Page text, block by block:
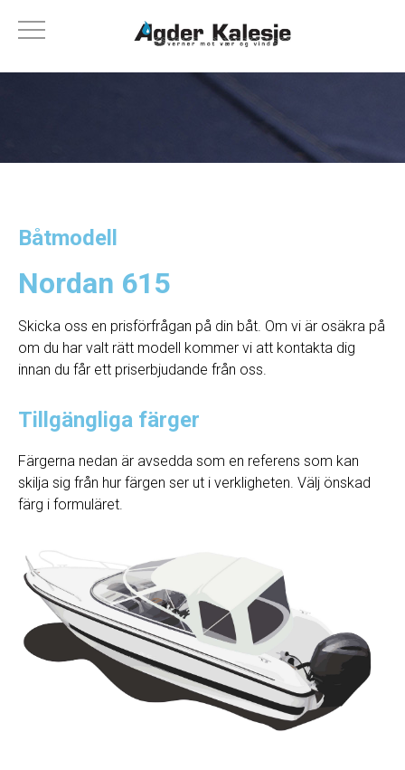
Båtmodell
Nordan 615
Skicka oss en prisförfrågan på din båt. Om vi ​​är osäkra på
om du har valt rätt modell kommer vi att kontakta dig
innan du får ett priserbjudande från oss.
Tillgängliga färger
Färgerna nedan är avsedda som en referens som kan
skilja sig från hur färgen ser ut i verkligheten. Välj önskad
färg i formuläret.